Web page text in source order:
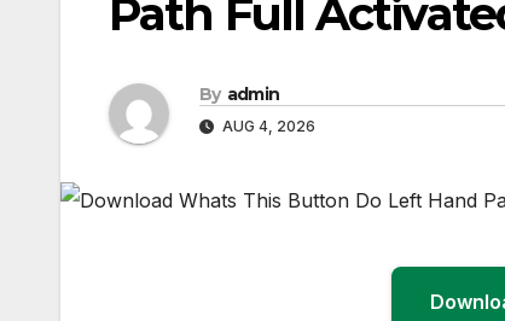
Path Full
By admin
AUG 4, 2026